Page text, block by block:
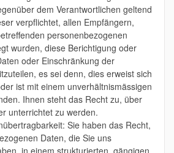
dem Verantwortlichen geltend
verpflichtet, allen Empfängern,
personenbezogenen
wurden, diese Berichtigung oder
oder Einschränkung der
es sei denn, dies erweist sich
ist mit einem unverhältnismässigen
Ihnen steht das Recht zu, über
unterrichtet zu werden.
Sie haben das Recht,
Daten, die Sie uns
in einem strukturierten, gängigen